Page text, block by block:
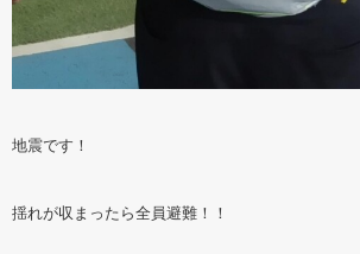
地震です！
揺れが収まったら全員避難！！